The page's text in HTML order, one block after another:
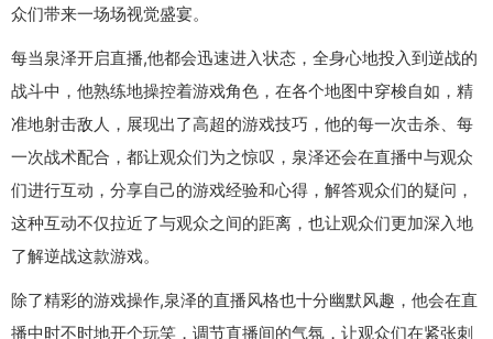
众们带来一场场视觉盛宴。
每当泉泽开启直播,他都会迅速进入状态，全身心地投入到逆战的
战斗中，他熟练地操控着游戏角色，在各个地图中穿梭自如，精
准地射击敌人，展现出了高超的游戏技巧，他的每一次击杀、每
一次战术配合，都让观众们为之惊叹，泉泽还会在直播中与观众
们进行互动，分享自己的游戏经验和心得，解答观众们的疑问，
这种互动不仅拉近了与观众之间的距离，也让观众们更加深入地
了解逆战这款游戏。
除了精彩的游戏操作,泉泽的直播风格也十分幽默风趣，他会在直
播中时不时地开个玩笑，调节直播间的气氛，让观众们在紧张刺